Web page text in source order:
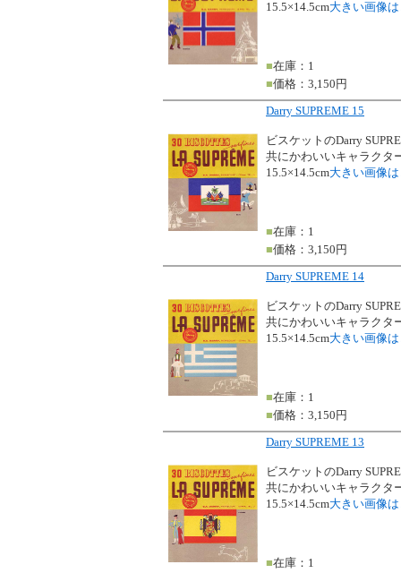
15.5×14.5cm大きい画像
■在庫：1
■価格：3,150円
Darry SUPREME 15
ビスケットのDarry
共にかわいいキャラクタ
15.5×14.5cm大きい画像
■在庫：1
■価格：3,150円
Darry SUPREME 14
ビスケットのDarry
共にかわいいキャラクタ
15.5×14.5cm大きい画像
■在庫：1
■価格：3,150円
Darry SUPREME 13
ビスケットのDarry
共にかわいいキャラクタ
15.5×14.5cm大きい画像
■在庫：1